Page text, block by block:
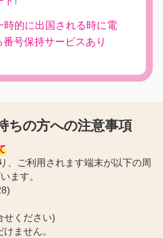
時的に出国される時に電
号保持サービスあり
ちの方への注意事項
、ご利用されます端末が以下の周
ます。
せください)
ません。